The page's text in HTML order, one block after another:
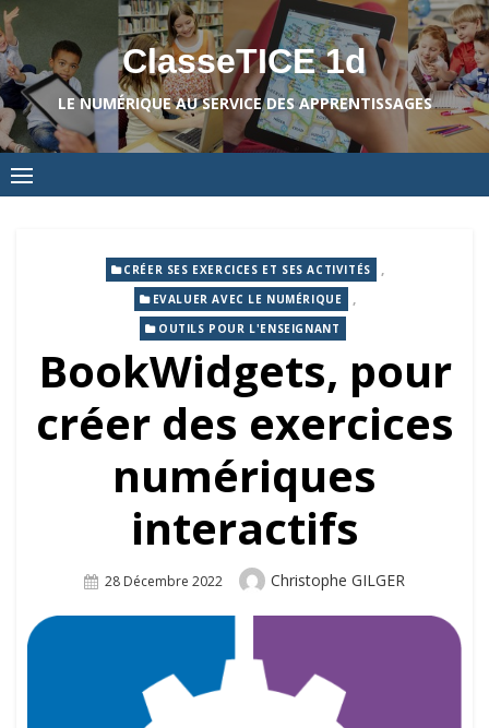
Skip
to
content
ClasseTICE 1d
LE NUMÉRIQUE AU SERVICE DES APPRENTISSAGES
CRÉER SES EXERCICES ET SES ACTIVITÉS ,
EVALUER AVEC LE NUMÉRIQUE ,
OUTILS POUR L'ENSEIGNANT
BookWidgets, pour
créer des exercices
numériques
interactifs
Posted
28 Décembre 2022 Author
Christophe GILGER